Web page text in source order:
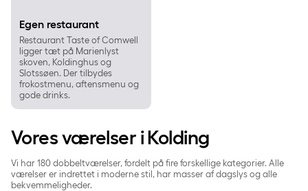
Egen restaurant
Restaurant Taste of Comwell
ligger tæt på Marienlyst
skoven, Koldinghus og
Slotssøen. Der tilbydes
frokostmenu, aftensmenu og
gode drinks.
Vores værelser i Kolding
Vi har 180 dobbeltværelser, fordelt på fire forskellige kategorier. Alle
værelser er indrettet i moderne stil, har masser af dagslys og alle
bekvemmeligheder.